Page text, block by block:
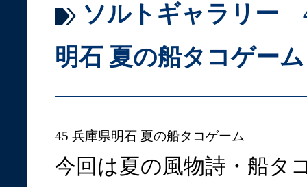
ソルトギャラリー
明石 夏の船タコゲーム
45 兵庫県明石 夏の船タコゲーム
今回は夏の風物詩・船タ